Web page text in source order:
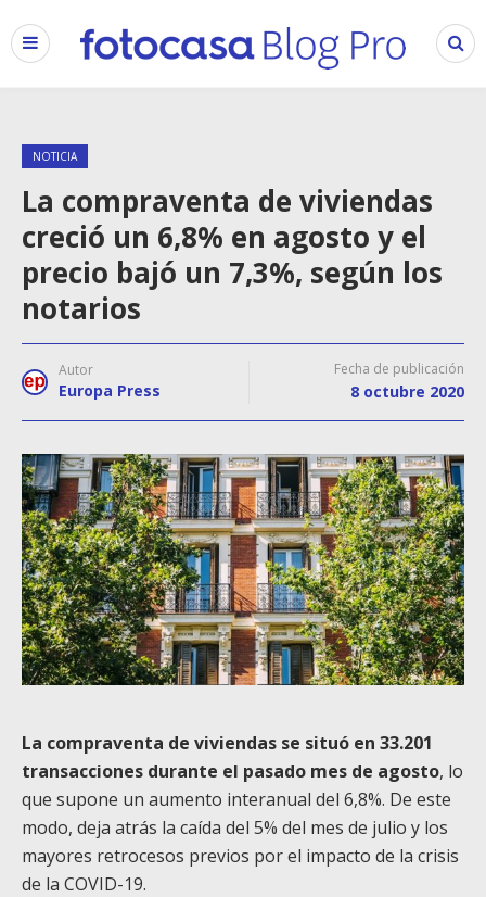
NOTICIA
La compraventa de viviendas
creció un 6,8% en agosto y el
precio bajó un 7,3%, según los
notarios
Autor
Europa Press
Fecha de publicación
8 octubre 2020
La compraventa de viviendas se situó en 33.201
transacciones durante el pasado mes de agosto, lo
que supone un aumento interanual del 6,8%. De este
modo, deja atrás la caída del 5% del mes de julio y los
mayores retrocesos previos por el impacto de la crisis
de la COVID-19.